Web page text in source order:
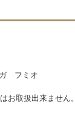
フミオ
お取扱出来ません。